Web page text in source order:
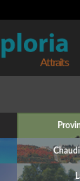
Attraits